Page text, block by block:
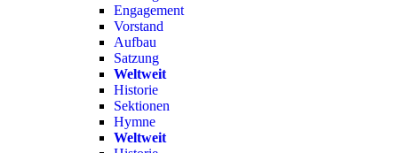
Engagement
Vorstand
Aufbau
Satzung
Weltweit
Historie
Sektionen
Hymne
Weltweit